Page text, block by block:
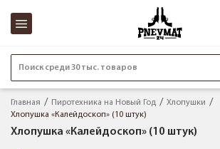
Поиск среди 30 тыс. товаров
Главная Пиротехника на Новый Год
Хлопушки
Хлопушка «Калейдоскоп» (10 штук)
Хлопушка «Калейдоскоп» (10 штук)